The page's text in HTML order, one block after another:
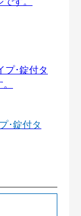
･錠付タ